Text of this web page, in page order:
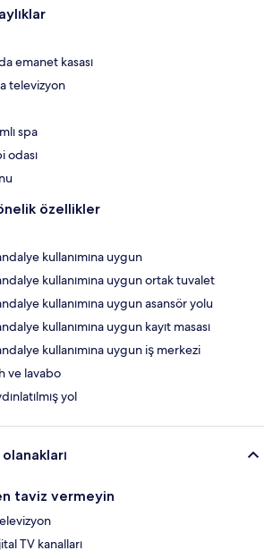
emanet kasası
televizyon
spa
odası
özellikler
kullanımına uygun
kullanımına uygun ortak tuvalet
kullanımına uygun asansör yolu
kullanımına uygun kayıt masası
kullanımına uygun iş merkezi
ve lavabo
yol
taviz vermeyin
TV kanalları